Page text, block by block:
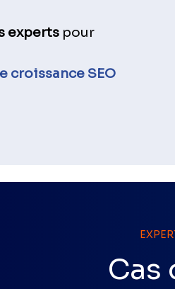
experts pour
croissance SEO
Cas